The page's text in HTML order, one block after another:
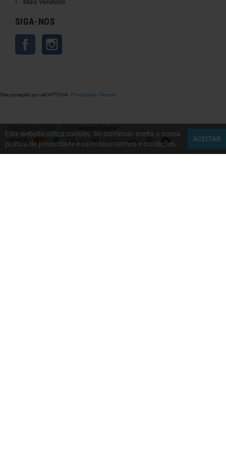
Mais Vendidos
SIGA-NOS
Facebook
Site protegido por reCAPTCHA. Privacidade-Termos
Este website utiliza cookies. Ao continuar aceita a nossa
política de privacidade e os nossos termos e condições.
ACEITAR